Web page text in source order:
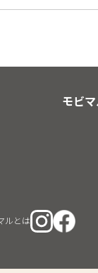
モビ
ルとは